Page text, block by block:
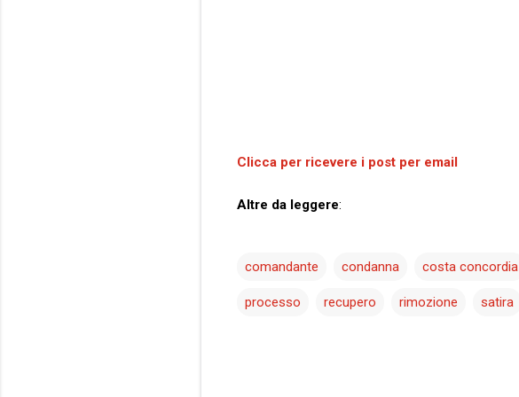
Clicca per ricevere i post per email
Altre da leggere:
comandante condanna costa concordia
processo recupero rimozione satira